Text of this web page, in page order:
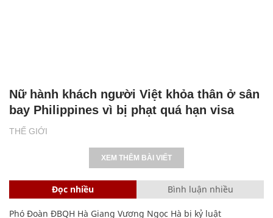
THẾ GIỚI
Nữ hành khách người Việt khỏa thân ở sân
bay Philippines vì bị phạt quá hạn visa
XEM THÊM BÀI VIẾT
Đọc nhiều Bình luận nhiều
Phó Đoàn ĐBQH Hà Giang Vương Ngọc Hà bị kỷ luật